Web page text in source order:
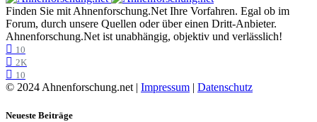
Finden Sie mit Ahnenforschung.Net Ihre Vorfahren. Egal ob im
Forum, durch unsere Quellen oder über einen Dritt-Anbieter.
Ahnenforschung.Net ist unabhängig, objektiv und verlässlich!
10
2K
10
© 2024 Ahnenforschung.net | Impressum | Datenschutz
Neueste Beiträge